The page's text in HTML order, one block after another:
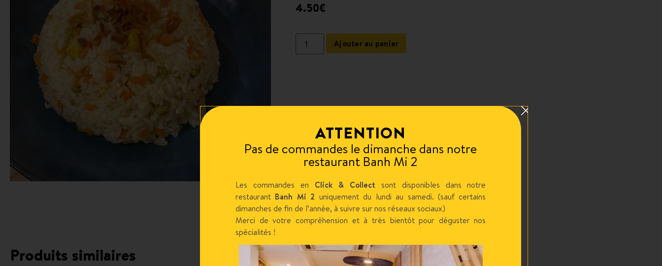
4.50€
Ajouter au panier
Produits similaires
ATTENTION
Pas de commandes le dimanche dans notre
restaurant Banh Mi 2
Les commandes en Click & Collectsont disponibles dans notre
restaurant Banh Mi 2 uniquement du lundi au samedi. (sauf certains
dimanches de fin de l’année, à suivre sur nos réseaux sociaux)
Merci de votre compréhension et à très bientôt pour déguster nos
spécialités !